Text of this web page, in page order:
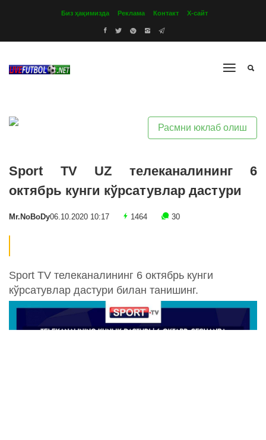
Биз ҳақимизда Реклама Контакт Х-сайт
Расмни юклаб олиш
Sport TV UZ телеканалининг 6
октябрь кунги кўрсатувлар дастури
Mr.NoBoDy06.10.2020 10:17 1464 30
Sport TV телеканалининг 6 октябрь кунги
кўрсатувлар дастури билан танишинг.